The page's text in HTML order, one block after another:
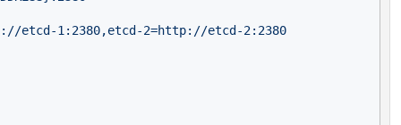
etcd-1:2380,etcd-2=http://etcd-2:2380